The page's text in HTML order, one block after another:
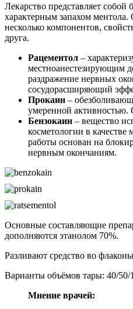
Лекарство представляет собой
характерным запахом ментола.
несколько компонентов,
друга.
Рацементол –
местноанестезирующим
раздражение нервных
сосудорасширяющий
Прокаин –
умеренной активностью.
Бензокаин – вещество
косметологии в
работы основан на
нервным окончаниям.
Основные составляющие
дополняются этанолом 70%.
Разливают средство во
Варианты объёмов тары: 40/50/
Мнение врачей: